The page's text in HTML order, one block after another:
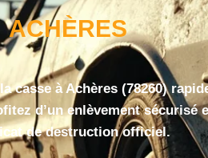
ACHÈRES
casse à Achères (78260)
d’un enlèvement sécurisé
de destruction officiel.